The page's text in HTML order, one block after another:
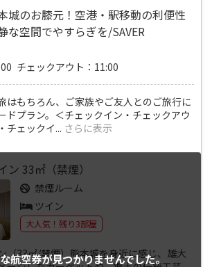
城のお膝元！空港・駅移動の利便性
空間でやすらぎを/SAVER
チェックアウト：11:00
はもちろん、ご家族やご友人とのご旅行に
ドプラン。＜チェックイン・チェックアウ
チェックイ... さらに表示
航空券が見つかりませんでした。
ン 33㎡（禁煙）
禁煙ルーム
ツイン
大人気！残り3部屋
（33㎡/禁煙）熊本城を身近に感じ、雄大